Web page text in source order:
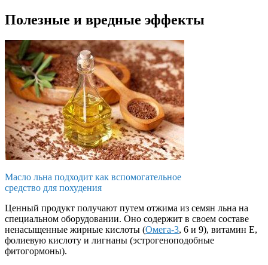
Полезные и вредные эффекты
Масло льна подходит как вспомогательное
средство для похудения
Ценный продукт получают путем отжима из семян льна на
специальном оборудовании. Оно содержит в своем составе
ненасыщенные жирные кислоты (Омега-3, 6 и 9), витамин Е,
фолиевую кислоту и лигнаны (эстрогеноподобные
фитогормоны).